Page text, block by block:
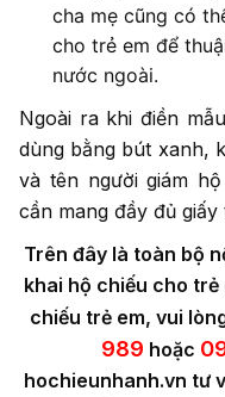
cha mẹ cũng có
cho trẻ em để
nước ngoài.
Ngoài ra khi điền
dùng bằng bút xanh,
và tên người giám
cần mang đầy đủ
Trên đây là toàn bộ
khai hộ chiếu cho trẻ
chiếu trẻ em, vui
989 hoặc
hochieunhanh.vn tư